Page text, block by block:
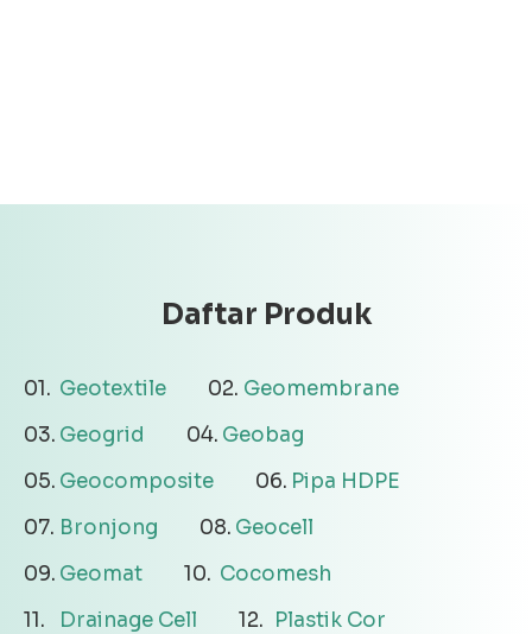
Daftar Produk
Geotextile
Geomembrane
Geogrid
Geobag
Geocomposite
Pipa HDPE
Bronjong
Geocell
Geomat
Cocomesh
Drainage Cell
Plastik Cor